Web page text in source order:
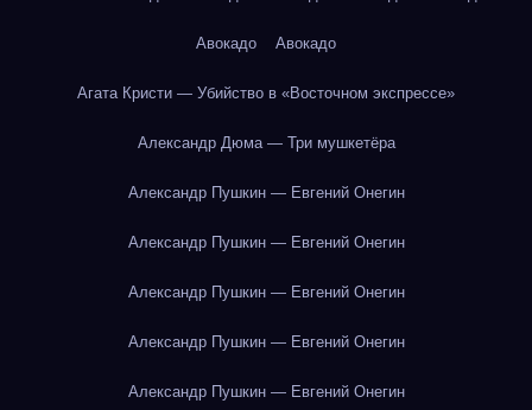
Авокадо Авокадо
Агата Кристи — Убийство в «Восточном экспрессе»
Александр Дюма — Три мушкетёра
Александр Пушкин — Евгений Онегин
Александр Пушкин — Евгений Онегин
Александр Пушкин — Евгений Онегин
Александр Пушкин — Евгений Онегин
Александр Пушкин — Евгений Онегин